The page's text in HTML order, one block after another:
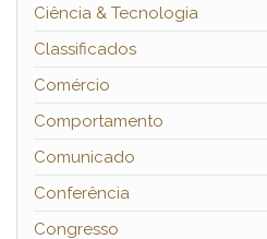
Ciência & Tecnologia
Classificados
Comércio
Comportamento
Comunicado
Conferência
Congresso